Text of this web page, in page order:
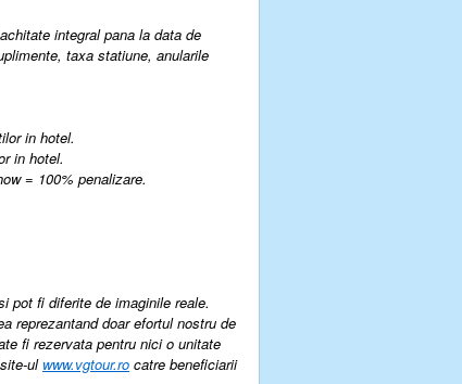
integral pana la data de
taxa statiune, anularile
in hotel.
in hotel.
= 100% penalizare.
pot fi diferite de imaginile reale.
reprezantand doar efortul nostru de
fi rezervata pentru nici o unitate
ul www.vgtour.ro catre beneficiarii